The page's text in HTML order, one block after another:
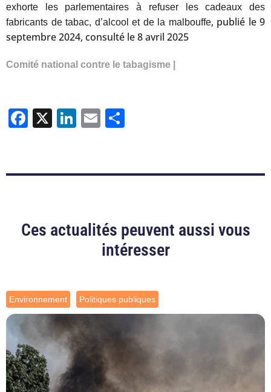
exhorte les parlementaires à refuser les cadeaux des
fabricants de tabac, d’alcool et de la malbouffe, publié le 9
septembre 2024, consulté le 8 avril 2025
Comité national contre le tabagisme |
Facebook
X LinkedIn
Email
Ces actualités peuvent aussi vous
intéresser
Environnement Politiques publiques